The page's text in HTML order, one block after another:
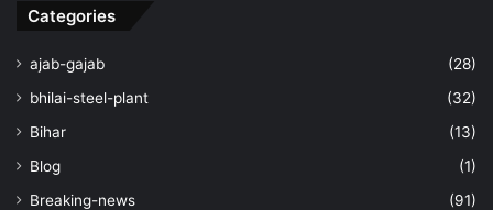
Categories
ajab-gajab
(28)
bhilai-steel-plant
(32)
Bihar
(13)
Blog
(1)
Breaking-news
(91)